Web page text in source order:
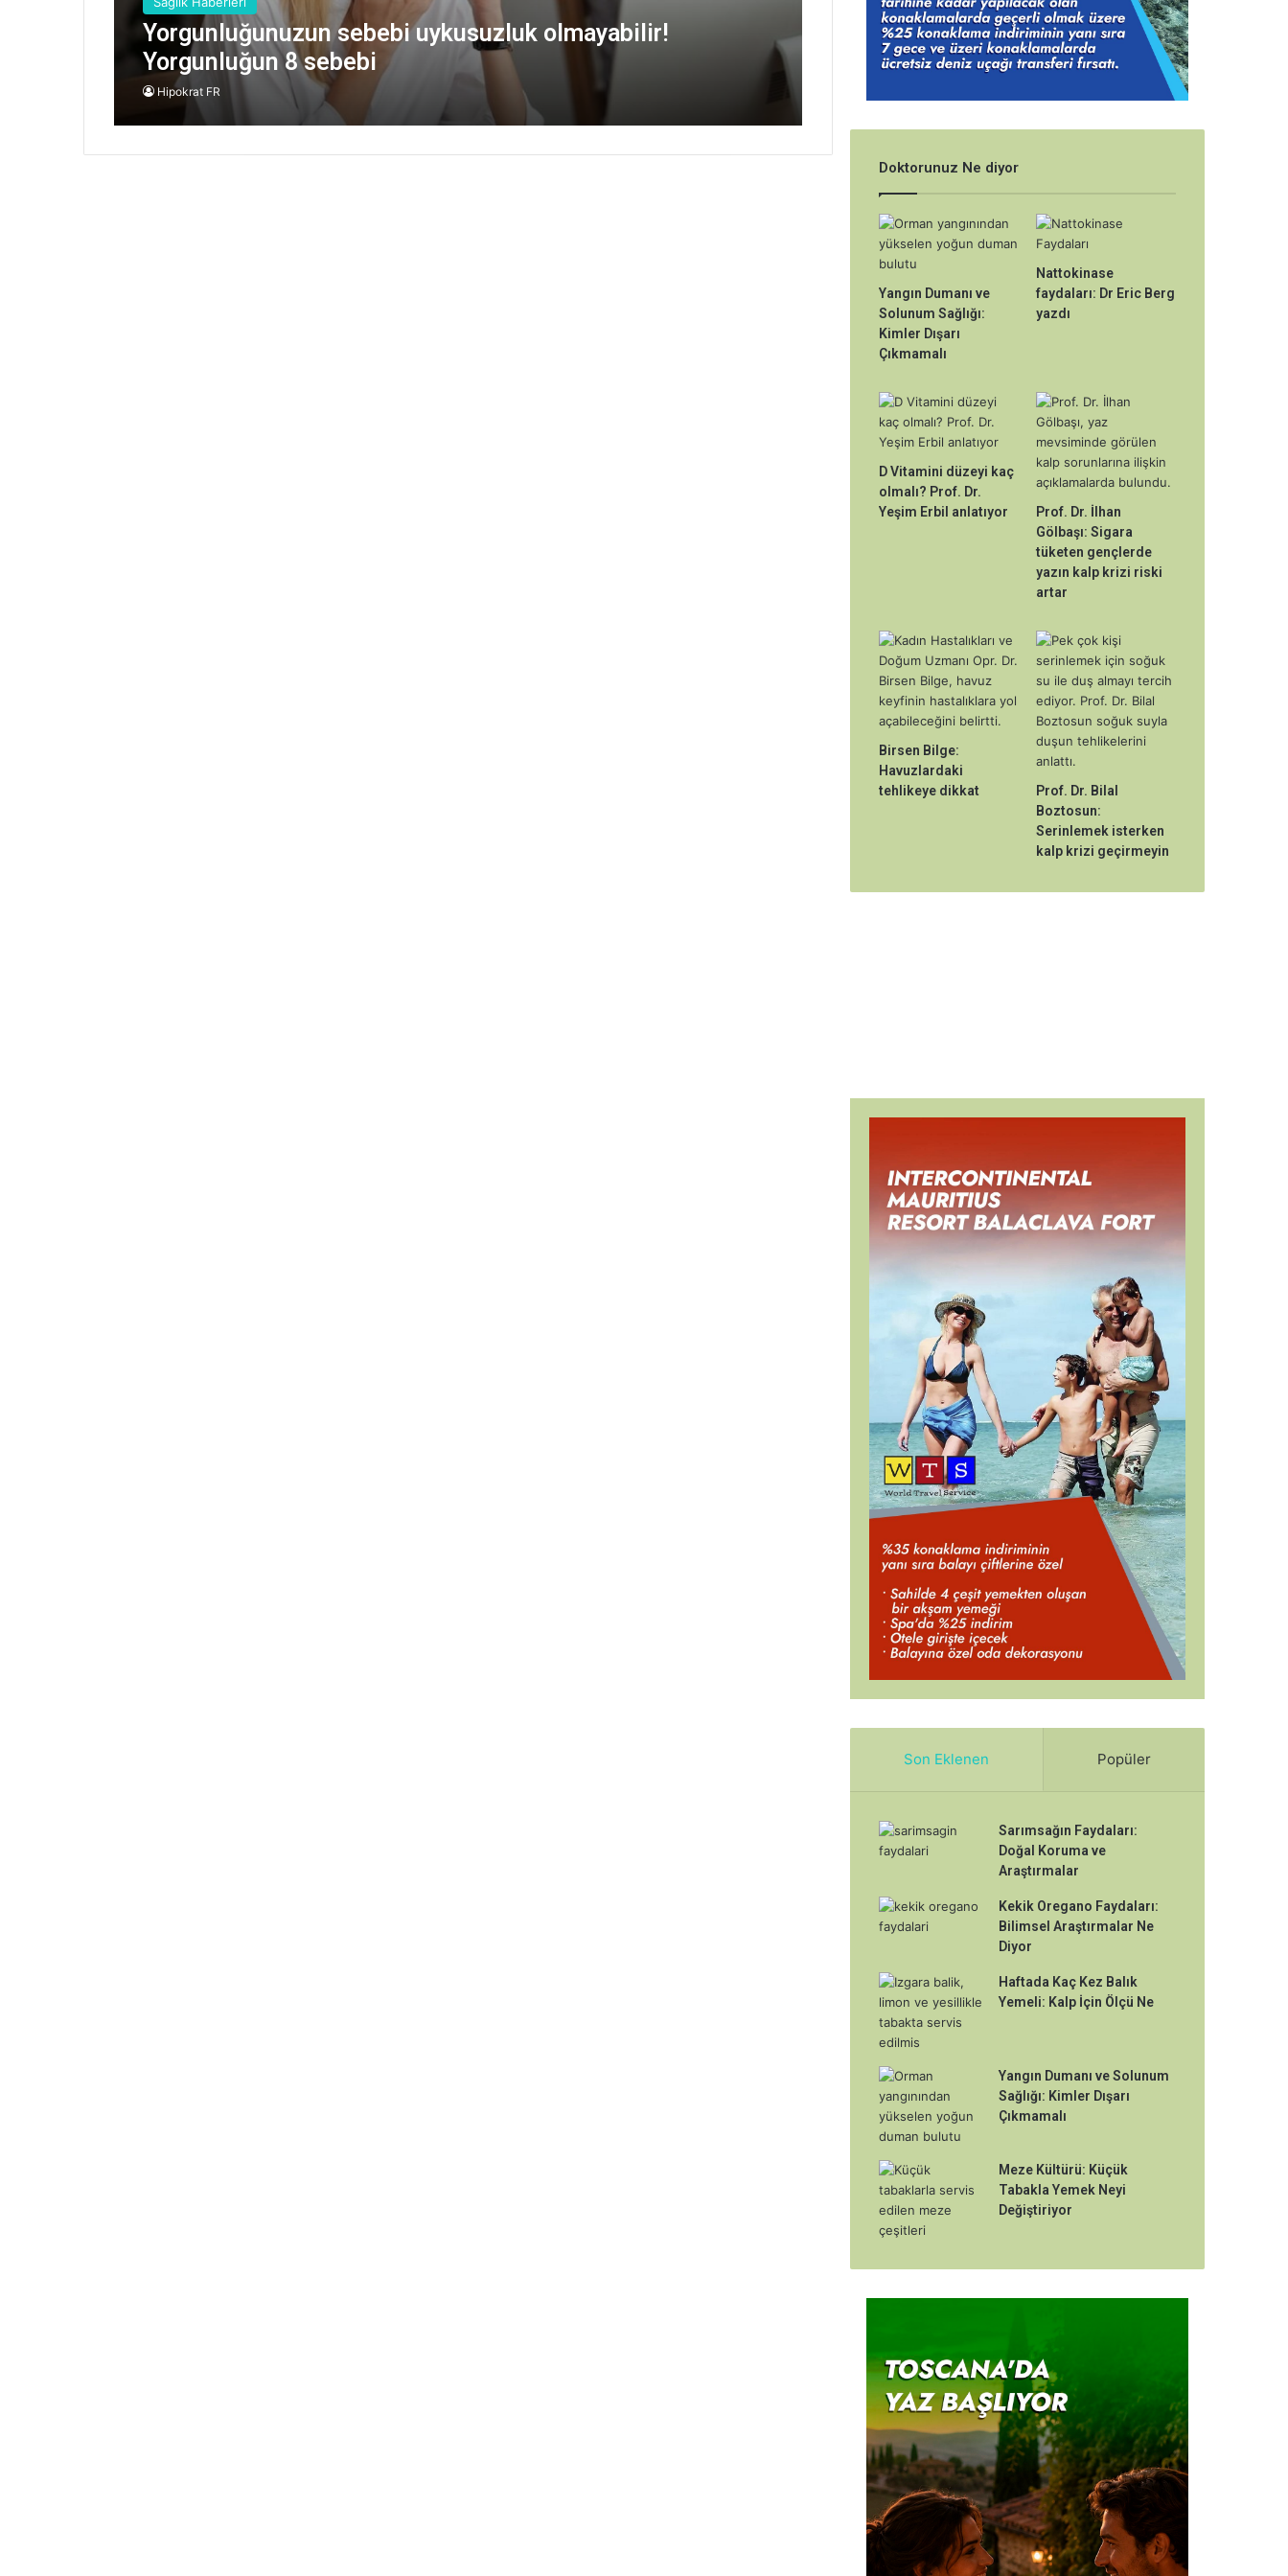
Yorgunluğunuzun sebebi uykusuzluk olmayabilir!
Yorgunluğun 8 sebebi
Hipokrat FR
Doktorunuz Ne diyor
Yangın Dumanı ve
Solunum Sağlığı:
Kimler Dışarı
Çıkmamalı
Nattokinase
faydaları: Dr Eric Berg
yazdı
D Vitamini düzeyi kaç
olmalı? Prof. Dr.
Yeşim Erbil anlatıyor
Prof. Dr. İlhan
Gölbaşı: Sigara
tüketen gençlerde
yazın kalp krizi riski
artar
Birsen Bilge:
Havuzlardaki
tehlikeye dikkat
Prof. Dr. Bilal
Boztosun:
Serinlemek isterken
kalp krizi geçirmeyin
Son Eklenen Popüler
Sarımsağın Faydaları:
Doğal Koruma ve
Araştırmalar
Kekik Oregano Faydaları:
Bilimsel Araştırmalar Ne
Diyor
Haftada Kaç Kez Balık
Yemeli: Kalp İçin Ölçü Ne
Yangın Dumanı ve Solunum
Sağlığı: Kimler Dışarı
Çıkmamalı
Meze Kültürü: Küçük
Tabakla Yemek Neyi
Değiştiriyor